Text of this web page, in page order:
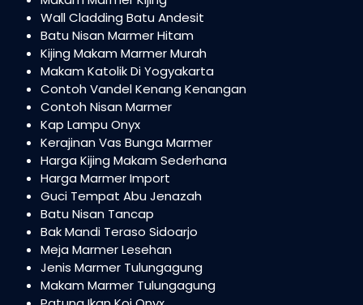
Wall Cladding Batu Andesit
Batu Nisan Marmer Hitam
Kijing Makam Marmer Murah
Makam Katolik Di Yogyakarta
Contoh Vandel Kenang Kenangan
Contoh Nisan Marmer
Kap Lampu Onyx
Kerajinan Vas Bunga Marmer
Harga Kijing Makam Sederhana
Harga Marmer Import
Guci Tempat Abu Jenazah
Batu Nisan Tancap
Bak Mandi Teraso Sidoarjo
Meja Marmer Lesehan
Jenis Marmer Tulungagung
Makam Marmer Tulungagung